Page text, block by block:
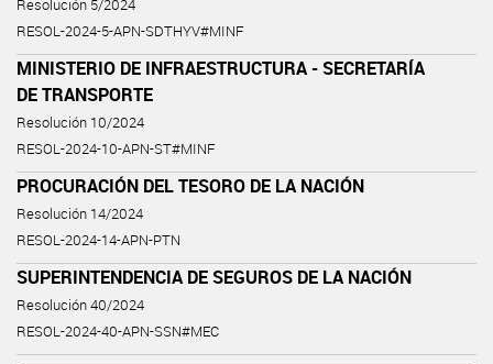
Resolución 5/2024
RESOL-2024-5-APN-SDTHYV#MINF
MINISTERIO DE INFRAESTRUCTURA - SECRETARÍA
DE TRANSPORTE
Resolución 10/2024
RESOL-2024-10-APN-ST#MINF
PROCURACIÓN DEL TESORO DE LA NACIÓN
Resolución 14/2024
RESOL-2024-14-APN-PTN
SUPERINTENDENCIA DE SEGUROS DE LA NACIÓN
Resolución 40/2024
RESOL-2024-40-APN-SSN#MEC